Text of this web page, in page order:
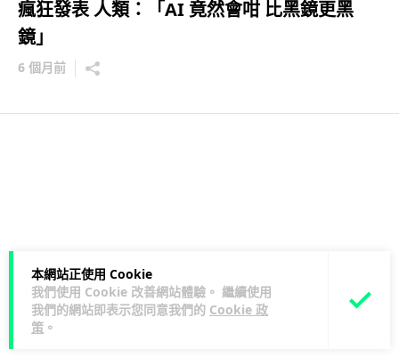
本網站正使用 Cookie
我們使用 Cookie 改善網站體驗。 繼續使用
我們的網站即表示您同意我們的 Cookie 政
策 。
瘋狂發表 人類：「AI 竟然會咁 比黑鏡更黑
鏡」
6 個月前